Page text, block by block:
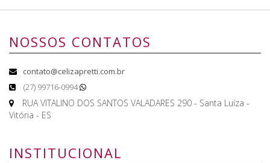
NOSSOS CONTATOS
contato@celizapretti.com.br
(27) 99716-0994
RUA VITALINO DOS SANTOS VALADARES 290 - Santa Luíza -
Vitória - ES
INSTITUCIONAL